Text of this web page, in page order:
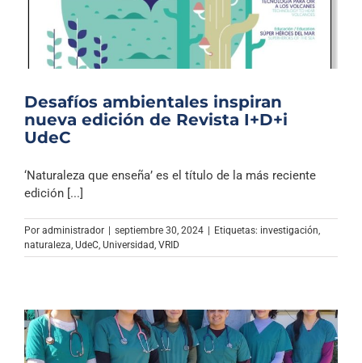
Podcast
Noticias
Columnas
Especiales
Desafíos ambientales inspiran
nueva edición de Revista I+D+i
UdeC
‘Naturaleza que enseña’ es el título de la más reciente
edición [...]
Por administrador | septiembre 30, 2024 | Etiquetas: investigación
naturaleza UdeC Universidad VRID